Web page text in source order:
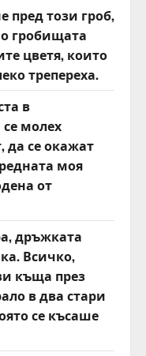
пред този гроб,
гробищата
цветя, които
трепереха.
в
молех
да се окажат
моя
от
дръжката
Всичко,
къща през
в два стари
се късаше